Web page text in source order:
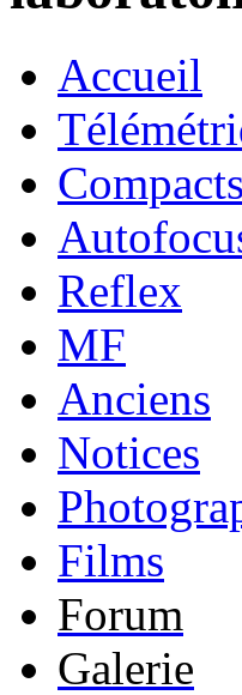
Accueil
Compacts
Reflex
MF
Anciens
Notices
Films
Forum
Galerie